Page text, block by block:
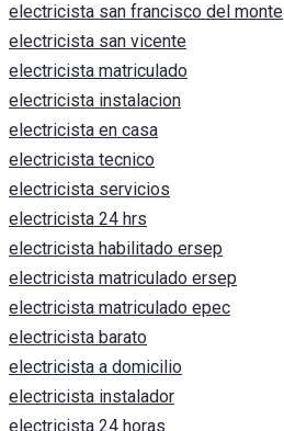
electricista san francisco del monte
electricista san vicente
electricista matriculado
electricista instalacion
electricista en casa
electricista tecnico
electricista servicios
electricista 24 hrs
electricista habilitado ersep
electricista matriculado ersep
electricista matriculado epec
electricista barato
electricista a domicilio
electricista instalador
electricista 24 horas